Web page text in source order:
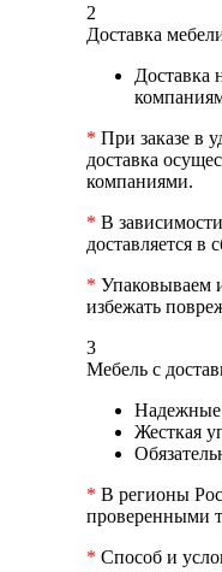
2
Доставка
Доставка
* При заказе в
доставка
компаниями.
* В
доставляется в
* Упаковываем
избежать
3
Мебель с
Надежные
Жесткая
* В регионы
проверенными
* Способ и